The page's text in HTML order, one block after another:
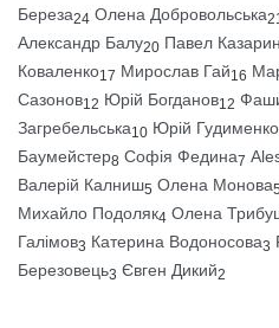
Береза24 Олена Добровольська
Александр Балу20 Павел Казарин
Коваленко17 Мирослав Гай16
Сазонов12 Юрій Богданов12
Загребельська10 Юрій Гудименко
Баумейстер8 Софія Федина7
Валерій Калниш5 Олена Монова5
Михайло Подоляк4 Олена
Галімов3 Катерина Водоносова3
Березовець3 Євген Дикий2